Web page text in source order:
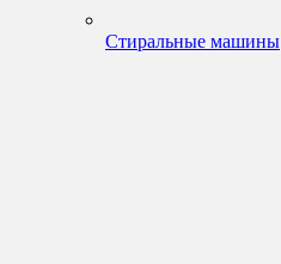
Стиральные машины